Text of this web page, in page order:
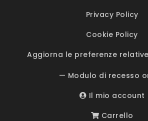
Privacy Policy
Cookie Policy
Aggiorna le preferenze
— Modulo di recesso
Il mio account
Carrello